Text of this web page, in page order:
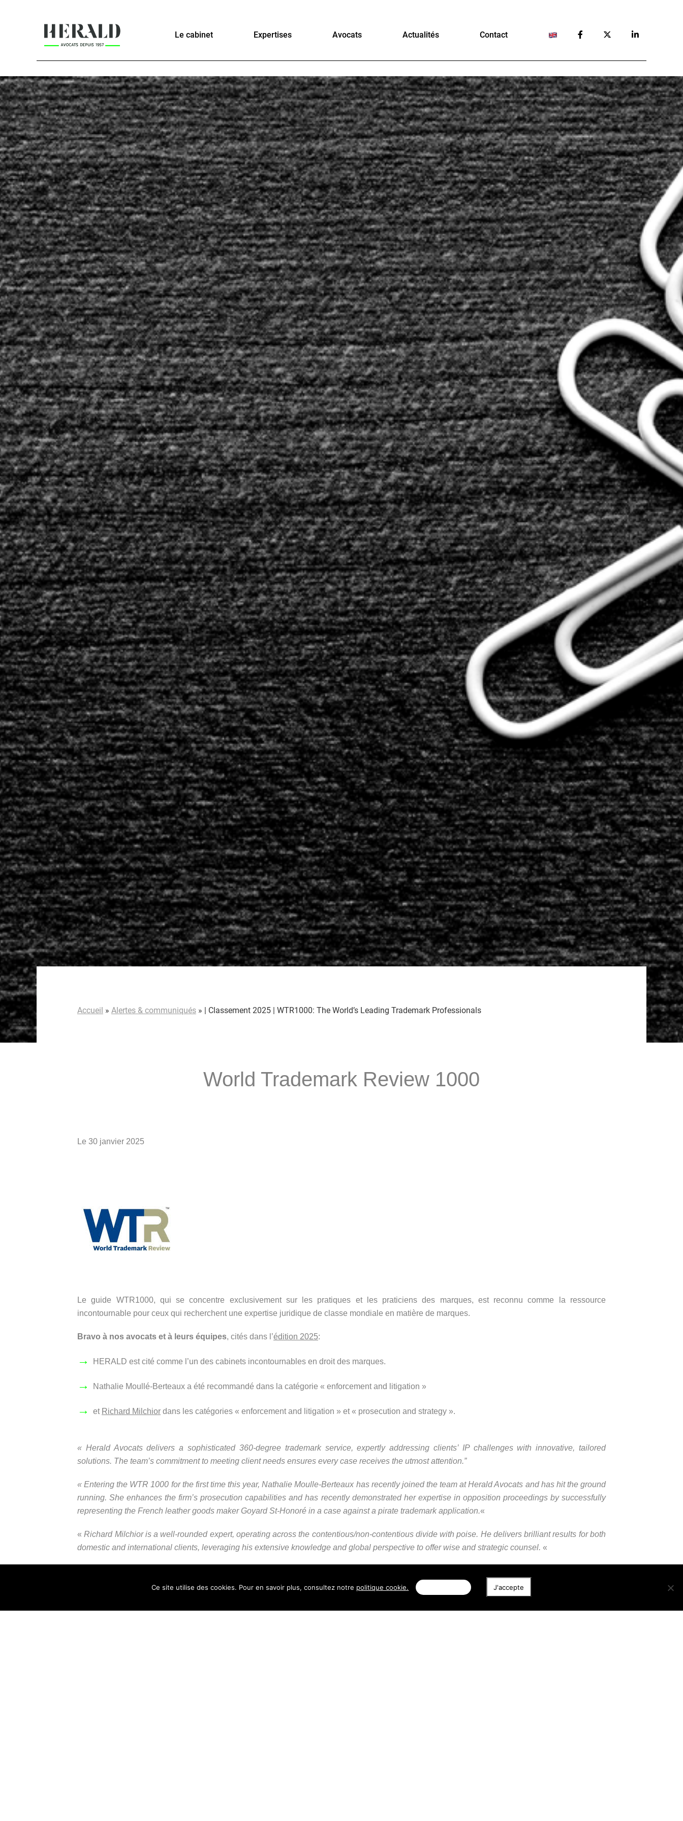
Le cabinet Expertises Avocats Actualités Contact
Accueil » Alertes & communiqués » | Classement 2025 | WTR1000: The World’s Leading Trademark Professionals
World Trademark Review 1000
Le 30 janvier 2025
Le guide WTR1000, qui se concentre exclusivement sur les pratiques et les praticiens des marques, est reconnu comme la ressource
incontournable pour ceux qui recherchent une expertise juridique de classe mondiale en matière de marques.
Bravo à nos avocats et à leurs équipes, cités dans l’édition 2025:
→ HERALD est cité comme l’un des cabinets incontournables en droit des marques.
→ Nathalie Moullé-Berteaux a été recommandé dans la catégorie « enforcement and litigation »
→ et Richard Milchior dans les catégories « enforcement and litigation » et « prosecution and strategy ».
« Herald Avocats delivers a sophisticated 360-degree trademark service, expertly addressing clients’ IP challenges with innovative, tailored
solutions. The team’s commitment to meeting client needs ensures every case receives the utmost attention.”
« Entering the WTR 1000 for the first time this year,Nathalie Moulle-Berteaux has recently joined the team at Herald Avocats and has hit the ground
running. She enhances the firm’s prosecution capabilities and has recently demonstrated her expertise in opposition proceedings by successfully
representing the French leather goods maker Goyard St-Honoré in a case against a pirate trademark application.«
«Richard Milchioris a well-rounded expert, operating across the contentious/non-contentious divide with poise. He delivers brilliant results for both
domestic and international clients, leveraging his extensive knowledge and global perspective to offer wise and strategic counsel. «
Ce site utilise des cookies. Pour en savoir plus, consultez notre politique cookie. J'accepte